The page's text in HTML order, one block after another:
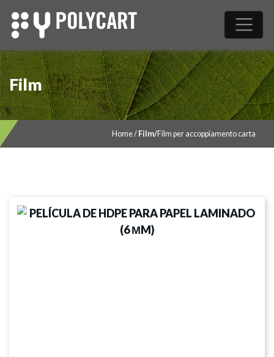
Film
Home/ Film/Film per accoppiamento carta